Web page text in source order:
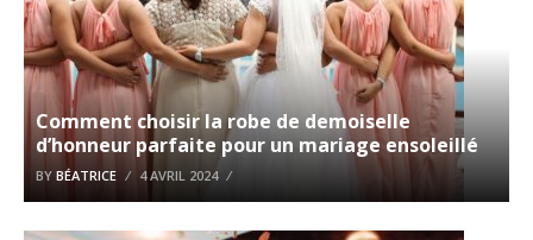
Comment choisir la robe de demoiselle
d’honneur parfaite pour un mariage ensoleillé
BY BÉATRICE 4 AVRIL 2024